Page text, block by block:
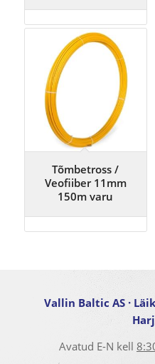
Tõmbetross /
Veofiiber 11mm
150m varu
Vallin Baltic AS ·
Avatud E-N kell